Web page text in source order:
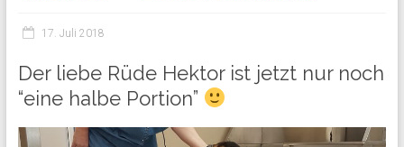
17. Juli 2018
Der liebe Rüde Hektor ist jetzt nur noch
“eine halbe Portion”